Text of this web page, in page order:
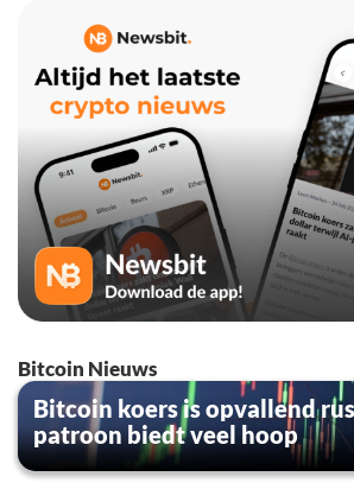
Bitcoin Nieuws
Bitcoin koers is opvallend
patroon biedt veel hoop